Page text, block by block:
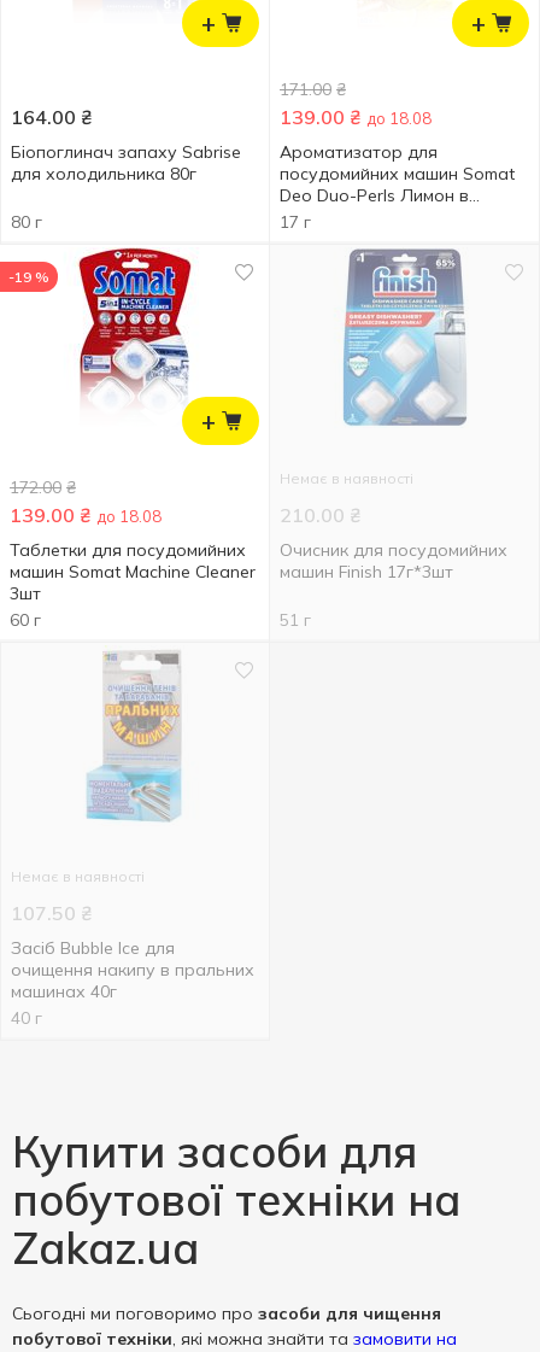
+
164.00 ₴
Біопоглинач запаху Sabrise
для холодильника 80г
80 г
+
171.00 ₴
139.00 ₴ до 18.08
Ароматизатор для
посудомийних машин Somat
Deo Duo-Perls Лимон в
апельсин 17г
17 г
+
-19 %
172.00 ₴
139.00 ₴ до 18.08
Таблетки для посудомийних
машин Somat Machine Cleaner
3шт
60 г
Немає в наявності
210.00 ₴
Очисник для посудомийних
машин Finish 17г*3шт
51 г
Немає в наявності
107.50 ₴
Засіб Bubble Ice для
очищення накипу в пральних
машинах 40г
40 г
Купити засоби для
побутової техніки на
Zakaz.ua
Сьогодні ми поговоримо про засоби для чищення
побутової техніки, які можна знайти та замовити на